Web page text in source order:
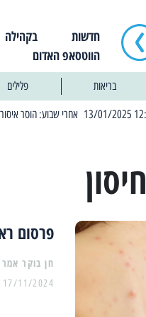
חדשות
בקהילה
הווטסאפ האדום
בריאות פלילים
חיסון
פרסום
17/11/2024